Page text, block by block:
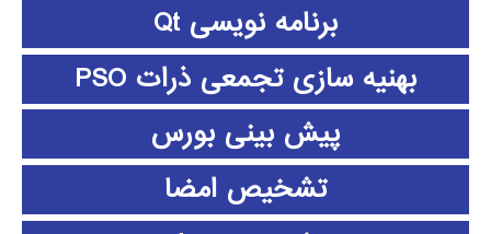
برنامه نویسی Qt
بهنیه سازی تجمعی ذرات PSO
پیش بینی بورس
تشخیص امضا